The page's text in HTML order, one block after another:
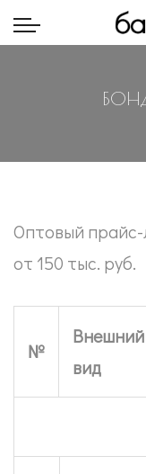
Оптовый прайс-
от 150 тыс. руб.
№
Внешний
вид